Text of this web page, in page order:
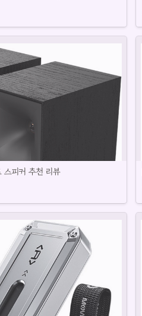
세련된 디자인을 자랑합니다.
스피커 추천 리뷰